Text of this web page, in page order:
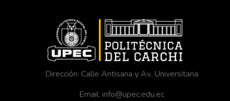
Dirección: Calle Antisana y Av. Universitaria
Email: info@upec.edu.ec